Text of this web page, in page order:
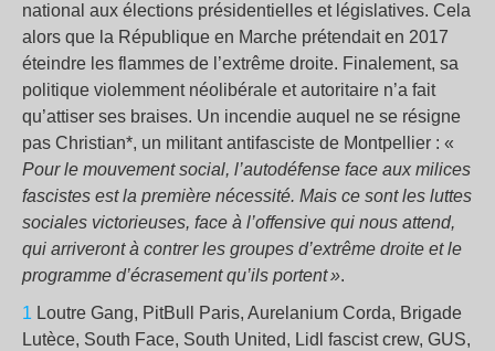
national aux élections présidentielles et législatives. Cela
alors que la République en Marche prétendait en 2017
éteindre les flammes de l’extrême droite. Finalement, sa
politique violemment néolibérale et autoritaire n’a fait
qu’attiser ses braises. Un incendie auquel ne se résigne
pas Christian*, un militant antifasciste de Montpellier : «
Pour le mouvement social, l’autodéfense face aux milices
fascistes est la première nécessité. Mais ce sont les luttes
sociales victorieuses, face à l’offensive qui nous attend,
qui arriveront à contrer les groupes d’extrême droite et le
programme d’écrasement qu’ils portent ».
1 Loutre Gang, PitBull Paris, Aurelanium Corda, Brigade
Lutèce, South Face, South United, Lidl fascist crew, GUS,